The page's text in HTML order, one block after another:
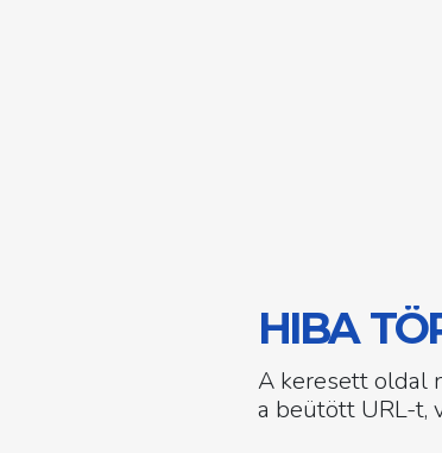
HIBA
A keresett oldal
a beütött URL-t,